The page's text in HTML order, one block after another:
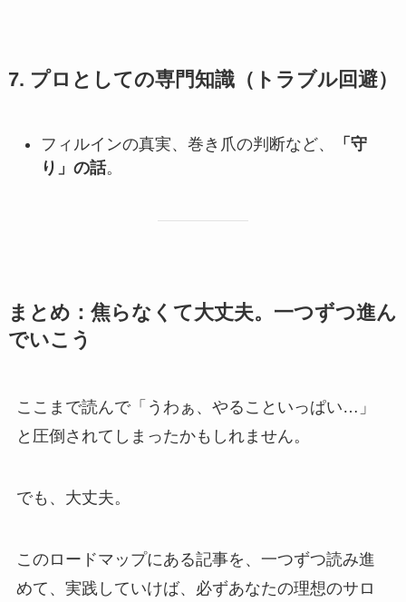
7. プロとしての専門知識（トラブル回避）
フィルインの真実、巻き爪の判断など、
「守
り」の話。
まとめ：焦らなくて大丈夫。一つずつ進ん
でいこう
ここまで読んで「うわぁ、やることいっぱい…」
と圧倒されてしまったかもしれません。
でも、大丈夫。
このロードマップにある記事を、一つずつ読み進
めて、実践していけば、必ずあなたの理想のサロ